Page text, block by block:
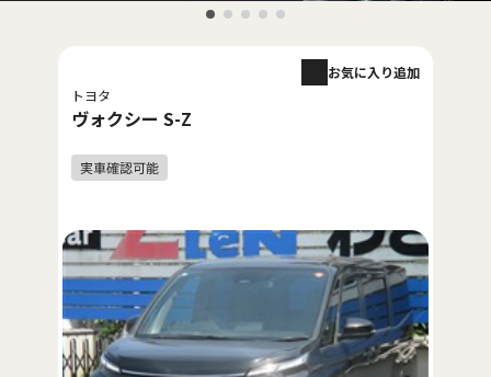
トヨタ
ヴォクシー S-Z
お気に入り追加